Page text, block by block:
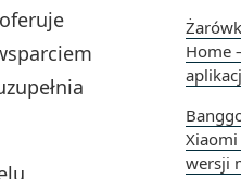
Home
Xiaomi
wersji